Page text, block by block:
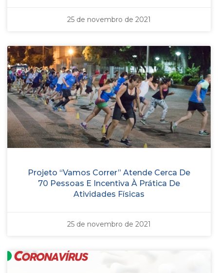
25 de novembro de 2021
Projeto “Vamos Correr” Atende Cerca De
70 Pessoas E Incentiva À Prática De
Atividades Físicas
25 de novembro de 2021